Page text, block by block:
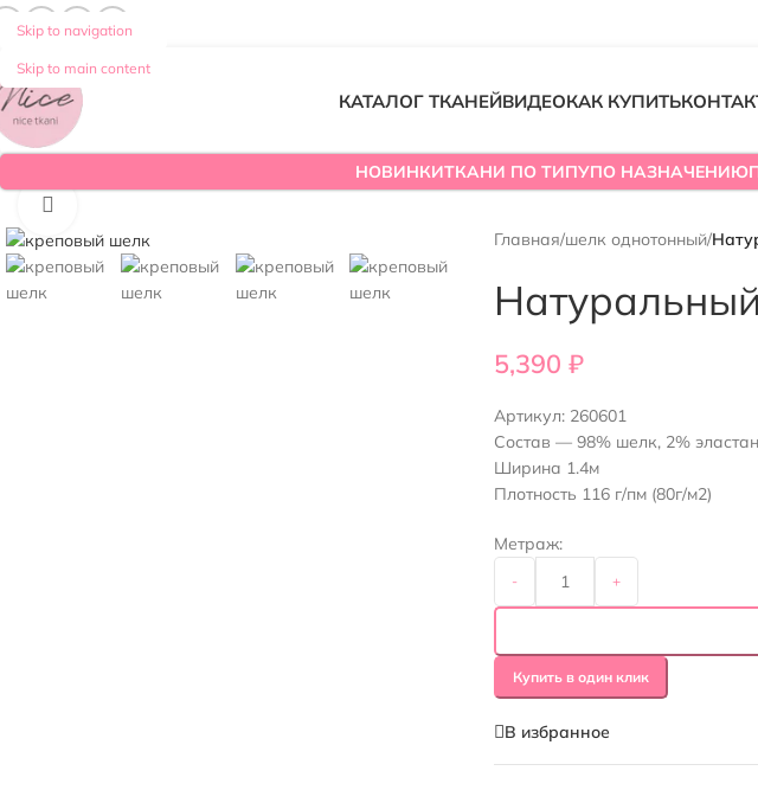
Skip to navigation
Skip to main content
КАТАЛОГ ТКАНЕЙВИДЕОКАК КУПИТЬ
НОВИНКИТКАНИ ПО ТИПУПО НАЗНАЧЕНИЮ
Главная/шелк однотонный/
5,390₽
Артикул: 260601
Состав — 98% шелк, 2% эластан
Ширина 1.4м
Плотность 116 г/пм (80г/м2)
Метраж:
- +
Купить в один клик
В избранное